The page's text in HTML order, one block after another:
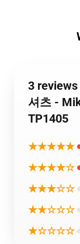
3
셔츠 -
TP1405
★★★★★
★★★★☆
★★★☆☆
★★☆☆☆
★☆☆☆☆